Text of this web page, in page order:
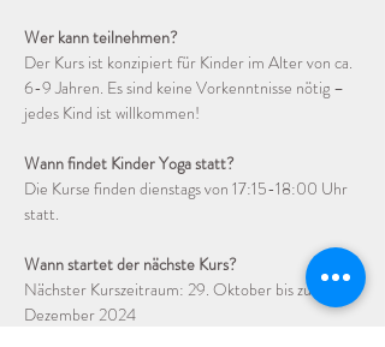
Wer kann teilnehmen?
Der Kurs ist konzipiert für Kinder im Alter von ca.
6-9 Jahren. Es sind keine Vorkenntnisse nötig –
jedes Kind ist willkommen!
Wann findet Kinder Yoga statt?
Die Kurse finden dienstags von 17:15-18:00 Uhr
statt.
Wann startet der nächste Kurs?
Nächster Kurszeitraum: 29. Oktober bis zum 17.
Dezember 2024